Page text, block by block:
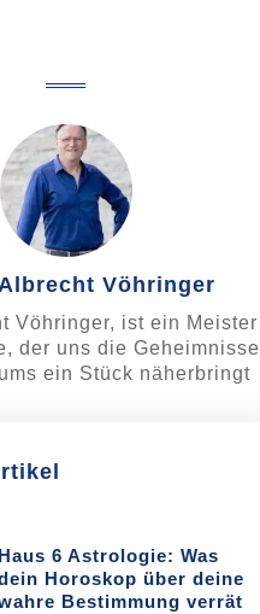
Vöhringer
Vöhringer, ist ein Meister
der uns die Geheimnisse
ein Stück näherbringt
Haus 6 Astrologie: Was
Horoskop über deine
Bestimmung verrät